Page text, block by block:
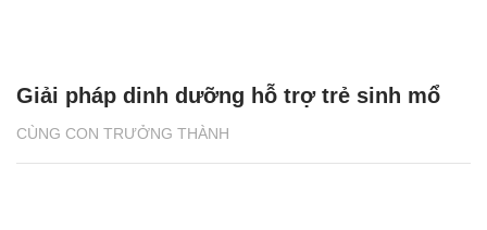
CÙNG CON TRƯỞNG THÀNH
Giải pháp dinh dưỡng hỗ trợ trẻ sinh mổ